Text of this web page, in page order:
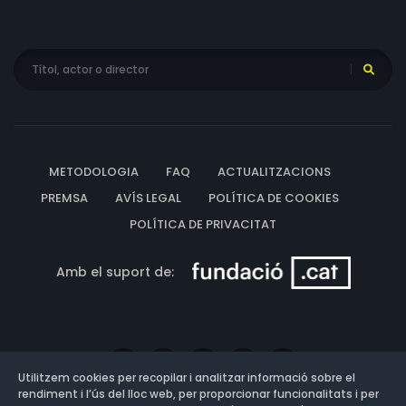
METODOLOGIA FAQ
ACTUALITZACIONS
PREMSA
AVÍS LEGAL
POLÍTICA DE COOKIES
POLÍTICA DE PRIVACITAT
Amb el suport de:
Utilitzem cookies per recopilar i analitzar informació sobre el
rendiment i l’ús del lloc web, per proporcionar funcionalitats i per